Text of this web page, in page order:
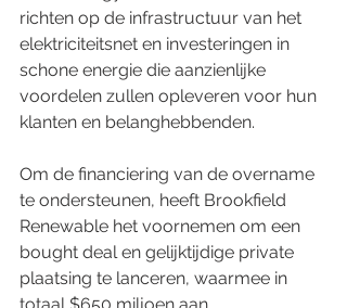
richten op de infrastructuur van het
elektriciteitsnet en investeringen in
schone energie die aanzienlijke
voordelen zullen opleveren voor hun
klanten en belanghebbenden.
Om de financiering van de overname
te ondersteunen, heeft Brookfield
Renewable het voornemen om een
bought deal en gelijktijdige private
plaatsing te lanceren, waarmee in